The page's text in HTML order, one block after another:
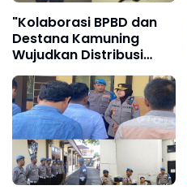
"Kolaborasi BPBD dan
Destana Kamuning
Wujudkan Distribusi
Bantuan yang Cepat
dan Tepat Sasaran"